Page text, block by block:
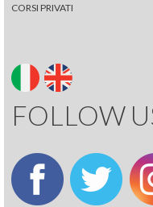
CORSI PRIVATI
FOLLOW